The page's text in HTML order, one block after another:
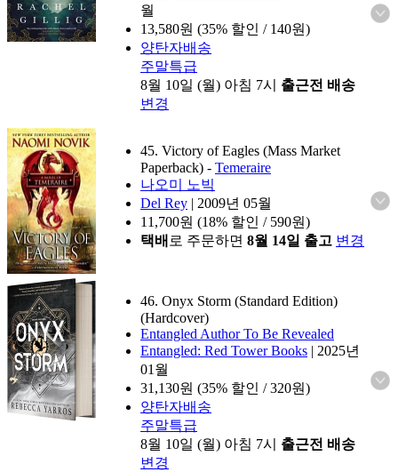
월
13,580원 (35% 할인 / 140원)
양탄자배송
주말특급
8월 10일 (월) 아침 7시 출근전 배송
변경
45. Victory of Eagles (Mass Market
Paperback) - Temeraire
나오미 노빅
Del Rey | 2009년 05월
11,700원 (18% 할인 / 590원)
택배 로 주문하면 8월 14일 출고 변경
46. Onyx Storm (Standard Edition)
(Hardcover)
Entangled Author To Be Revealed
Entangled: Red Tower Books | 2025년
01월
31,130원 (35% 할인 / 320원)
양탄자배송
주말특급
8월 10일 (월) 아침 7시 출근전 배송
변경